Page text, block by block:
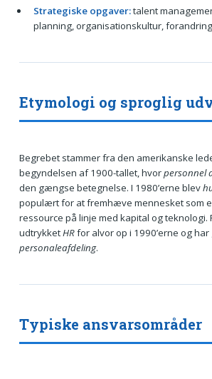
Strategiske opgaver:talent
planning, organisationskultur,
Etymologi og sproglig
Begrebet stammer fra den amerikanske
begyndelsen af 1900-tallet, hvorpersonnel
den gængse betegnelse. I 1980’erne blev
populært for at fremhæve mennesket som
ressource på linje med kapital og teknologi.
udtrykketHRfor alvor op i 1990’erne og
personaleafdeling.
Typiske ansvarsområder